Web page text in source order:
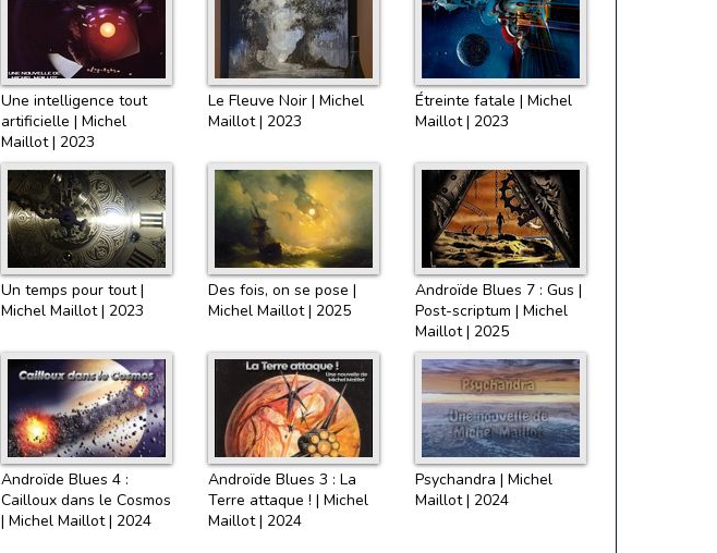
Une intelligence tout
artificielle | Michel
Maillot | 2023
Le Fleuve Noir | Michel
Maillot | 2023
Étreinte fatale | Michel
Maillot | 2023
Un temps pour tout |
Michel Maillot | 2023
Des fois, on se pose |
Michel Maillot | 2025
Androïde Blues 7 : Gus |
Post-scriptum | Michel
Maillot | 2025
Androïde Blues 4 :
Cailloux dans le Cosmos
| Michel Maillot | 2024
Androïde Blues 3 : La
Terre attaque ! | Michel
Maillot | 2024
Psychandra | Michel
Maillot | 2024